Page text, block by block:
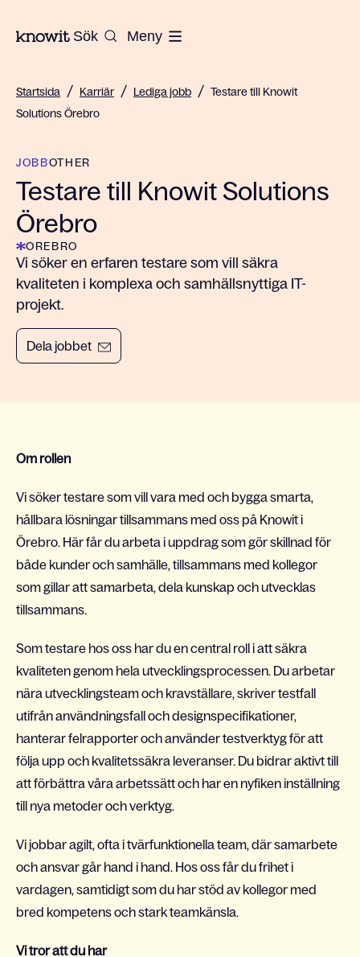
Till startsidan på Knowit
Sök Meny
Startsida / Karriär / Lediga jobb / Testare till Knowit
Solutions Örebro
JOBBOTHER
Testare till Knowit Solutions
Örebro
OREBRO
Vi söker en erfaren testare som vill säkra
kvaliteten i komplexa och samhällsnyttiga IT-
projekt.
Dela jobbet
Om rollen
Vi söker testare som vill vara med och bygga smarta,
hållbara lösningar tillsammans med oss på Knowit i
Örebro. Här får du arbeta i uppdrag som gör skillnad för
både kunder och samhälle, tillsammans med kollegor
som gillar att samarbeta, dela kunskap och utvecklas
tillsammans.
Som testare hos oss har du en central roll i att säkra
kvaliteten genom hela utvecklingsprocessen. Du arbetar
nära utvecklingsteam och kravställare, skriver testfall
utifrån användningsfall och designspecifikationer,
hanterar felrapporter och använder testverktyg för att
följa upp och kvalitetssäkra leveranser. Du bidrar aktivt till
att förbättra våra arbetssätt och har en nyfiken inställning
till nya metoder och verktyg.
Vi jobbar agilt, ofta i tvärfunktionella team, där samarbete
och ansvar går hand i hand. Hos oss får du frihet i
vardagen, samtidigt som du har stöd av kollegor med
bred kompetens och stark teamkänsla.
Vi tror att du har